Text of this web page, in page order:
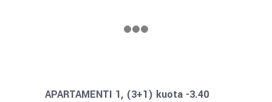
APARTAMENTI 1, (3+1) kuota -3.40